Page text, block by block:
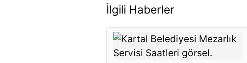
İlgili Haberler